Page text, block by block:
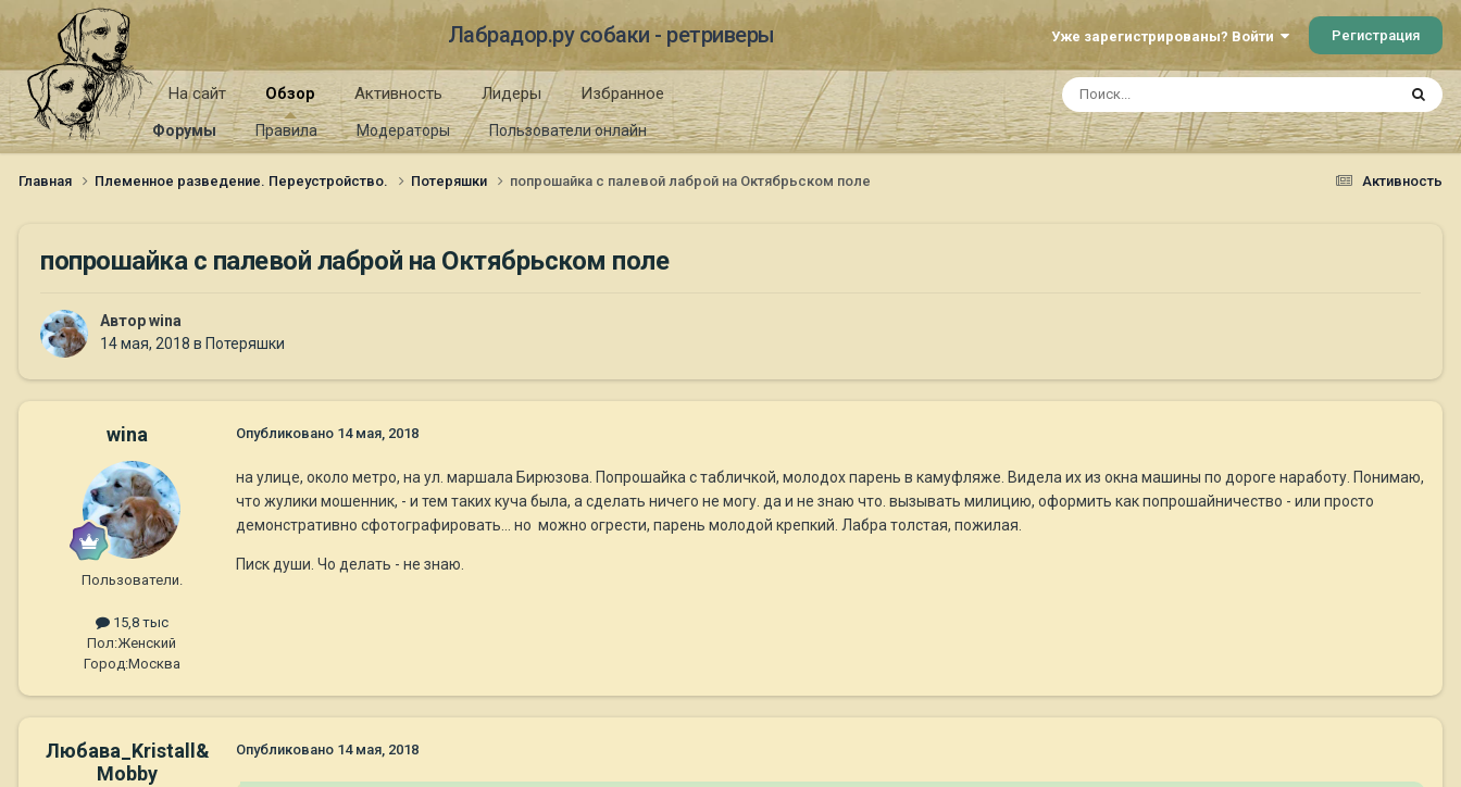
Лабрадор.ру собаки - ретриверы Уже зарегистрированы? Войти Регистрация
На сайт Обзор
Форумы Правила Модераторы Пользователи онлайн
Активность Лидеры Избранное
Активность
Главная Племенное разведение. Переустройство. Потеряшки попрошайка с палевой лаброй на Октябрьском поле
попрошайка с палевой лаброй на Октябрьском поле
Авторwina
14 мая, 2018 в Потеряшки
wina
Пользователи.
15,8 тыс
Пол:Женский
Город:Москва
Опубликовано 14 мая, 2018
на улице, около метро, на ул. маршала Бирюзова. Попрошайка с табличкой, молодох парень в камуфляже. Видела их из окна машины по дороге наработу. Понимаю,
что жулики мошенник, - и тем таких куча была, а сделать ничего не могу. да и не знаю что. вызывать милицию, оформить как попрошайничество - или просто
демонстративно сфотографировать... но можно огрести, парень молодой крепкий. Лабра толстая, пожилая.
Писк души. Чо делать - не знаю.
Любава_Kristall&
Mobby
Опубликовано 14 мая, 2018